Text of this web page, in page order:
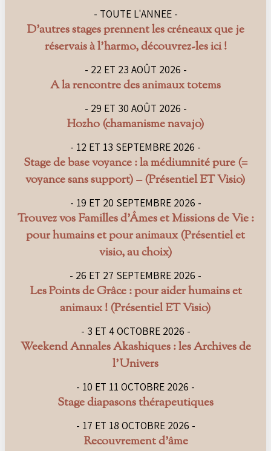
- TOUTE L'ANNEE -
D’autres stages prennent les créneaux que je
réservais à l’harmo, découvrez-les ici !
- 22 ET 23 AOÛT 2026 -
A la rencontre des animaux totems
- 29 ET 30 AOÛT 2026 -
Hozho (chamanisme navajo)
- 12 ET 13 SEPTEMBRE 2026 -
Stage de base voyance : la médiumnité pure (=
voyance sans support) – (Présentiel ET Visio)
- 19 ET 20 SEPTEMBRE 2026 -
Trouvez vos Familles d’Âmes et Missions de Vie :
pour humains et pour animaux (Présentiel et
visio, au choix)
- 26 ET 27 SEPTEMBRE 2026 -
Les Points de Grâce : pour aider humains et
animaux ! (Présentiel ET Visio)
- 3 ET 4 OCTOBRE 2026 -
Weekend Annales Akashiques : les Archives de
l’Univers
- 10 ET 11 OCTOBRE 2026 -
Stage diapasons thérapeutiques
- 17 ET 18 OCTOBRE 2026 -
Recouvrement d’âme